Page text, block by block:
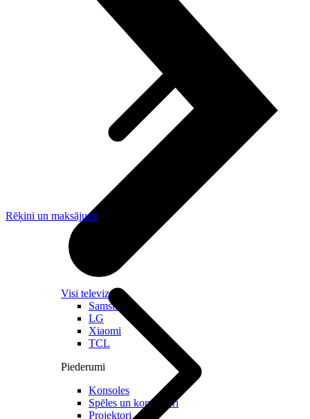
Visi televizori
Samsung
LG
Xiaomi
TCL
Piederumi
Konsoles
Spēles un kontrolieri
Projektori
Rēķini un maksājumi